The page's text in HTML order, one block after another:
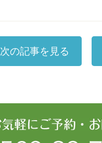
次の記事を見る